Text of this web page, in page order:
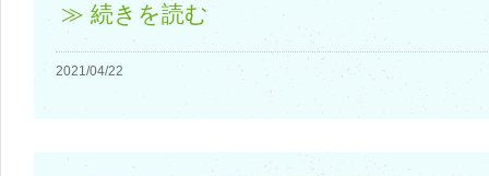
≫ 続きを読む
2021/04/22